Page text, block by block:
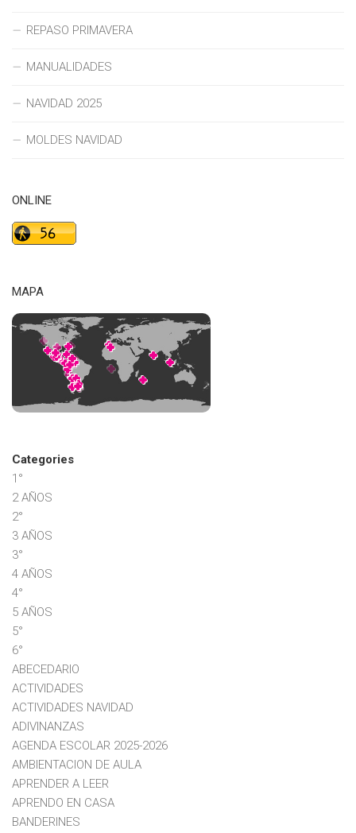
REPASO PRIMAVERA
MANUALIDADES
NAVIDAD 2025
MOLDES NAVIDAD
ONLINE
MAPA
Categories
1°
2 AÑOS
2°
3 AÑOS
3°
4 AÑOS
4°
5 AÑOS
5°
6°
ABECEDARIO
ACTIVIDADES
ACTIVIDADES NAVIDAD
ADIVINANZAS
AGENDA ESCOLAR 2025-2026
AMBIENTACION DE AULA
APRENDER A LEER
APRENDO EN CASA
BANDERINES